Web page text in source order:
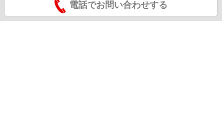
電話でお問い合わせする